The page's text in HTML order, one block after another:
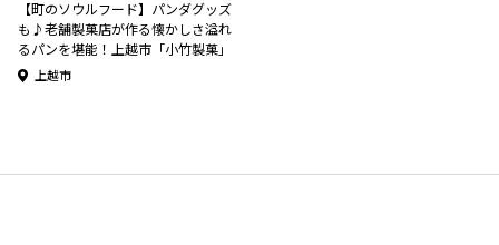
【町のソウルフード】パンダグッズ
も♪老舗製菓店が作る懐かしさ溢れ
るパンを堪能！上越市「小竹製菓」
上越市